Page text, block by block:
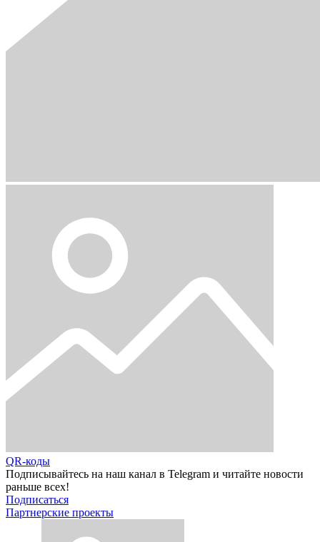
QR-коды
Подписывайтесь на наш канал в Telegram и читайте новости
раньше всех!
Подписаться
Партнерские проекты